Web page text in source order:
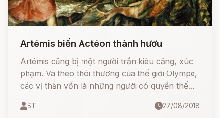
Artémis biến Actéon thành hươu
Artémis cũng bị một người trần kiêu căng, xúc
phạm. Và theo thói thường của thế giới Olympe,
các vị thần vốn là những người có quyền thế
với giống người bấy yếu, đoản mệnh. Và khi đã
ST 27/08/2018